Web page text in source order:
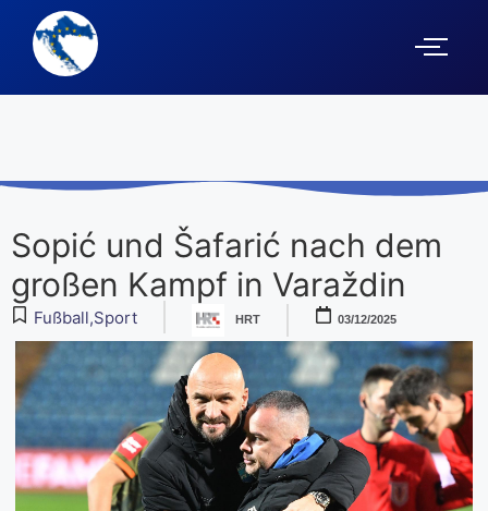
Sopić und Šafarić nach dem
großen Kampf in Varaždin
Fußball,Sport HRT 03/12/2025